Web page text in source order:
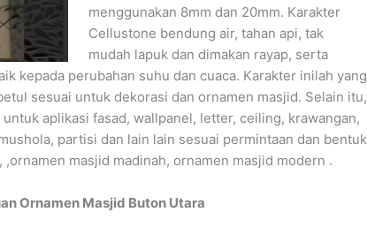
menggunakan 8mm dan 20mm. Karakter
Cellustone bendung air, tahan api, tak
mudah lapuk dan dimakan rayap, serta
kepada perubahan suhu dan cuaca. Karakter inilah yang
sesuai untuk dekorasi dan ornamen masjid. Selain itu,
aplikasi fasad, wallpanel, letter, ceiling, krawangan,
partisi dan lain lain sesuai permintaan dan bentuk
masjid madinah, ornamen masjid modern .
Ornamen Masjid Buton Utara